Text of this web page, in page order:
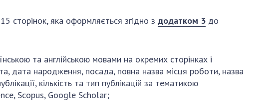
сторінок, яка оформляється згідно з додатком 3 до
та англійською мовами на окремих сторінках і
дата народження, посада, повна назва місця роботи, назва
кількість та тип публікацій за тематикою
Scopus, Google Scholar;